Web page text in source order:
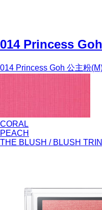
014 Princess
014 Princess Goh 公主粉
CORAL
PEACH
THE BLUSH / BLUSH